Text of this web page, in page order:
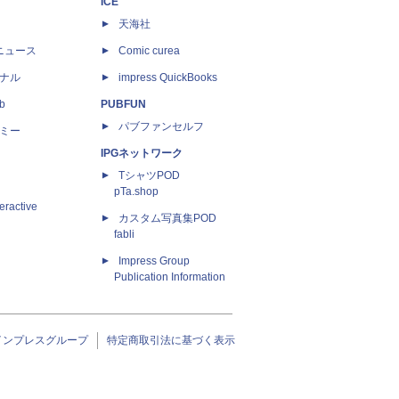
ュース
ル
ー
天海社
Comic curea
impress QuickBooks
PUBFUN
パブファンセルフ
IPGネットワーク
TシャツPOD
pTa.shop
カスタム写真集POD
fabli
Impress Group
Publication Information
ンプレスグループ 特定商取引法に基づく表示